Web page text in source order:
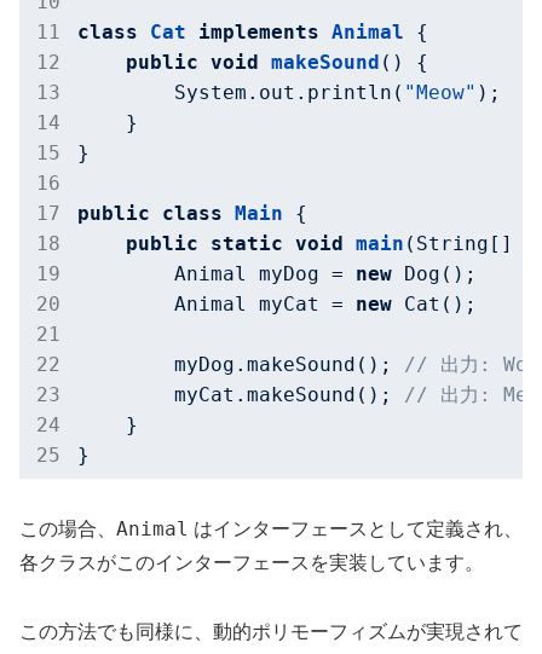
class Cat implements Animal
{
public void makeSound ()
{
        System.out.println(
"Meow" );
    }
}
public class Main
{
public
static void main (String[]
        Animal myDog =
new Dog();
        Animal myCat =
new Cat();
        myDog.makeSound();
// 出力:
        myCat.makeSound();
// 出力:
    }
この場合、 Animal はインターフェースとして定義され、
各クラスがこのインターフェースを実装しています。
この方法でも同様に、動的ポリモーフィズムが実現されて